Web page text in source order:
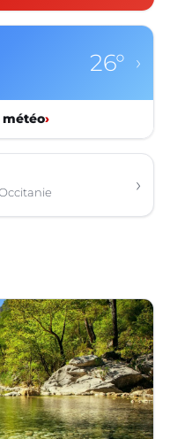
26° ›
météo›
›